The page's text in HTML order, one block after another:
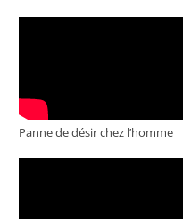
Panne de désir chez l’homme